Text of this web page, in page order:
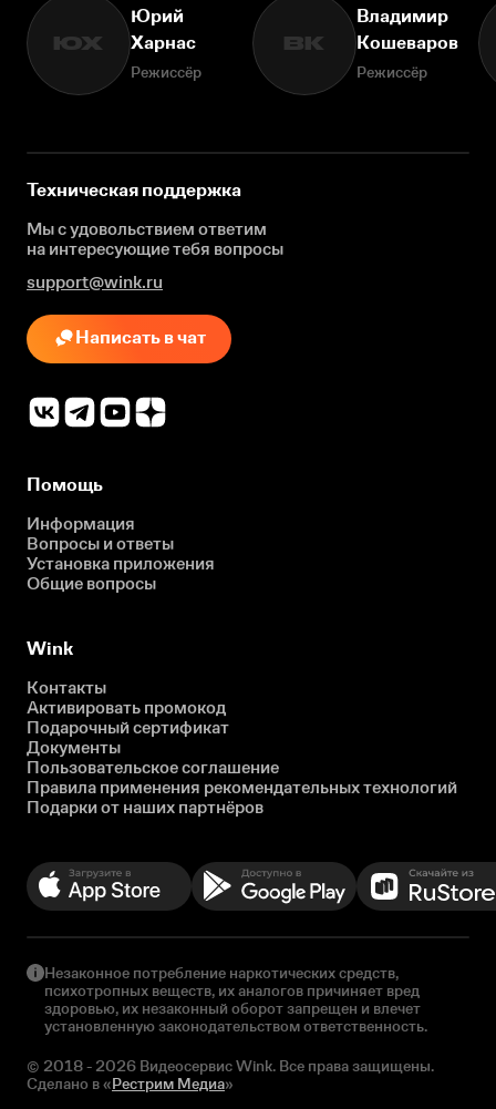
ЮХ
Юрий
Харнас
Режиссёр
ВК
Владимир
Кошеваров
Режиссёр
Техническая поддержка
Мы с удовольствием ответим
на интересующиетебя вопросы
support@wink.ru
Написать в чат
Помощь
Информация
Вопросы и ответы
Установка приложения
Общие вопросы
Wink
Контакты
Активировать промокод
Подарочный сертификат
Документы
Пользовательское соглашение
Правила применения рекомендательных технологий
Подарки от наших партнёров
Незаконное потребление наркотических средств,
психотропных веществ, их аналогов причиняет вред
здоровью, их незаконный оборот запрещен и влечет
установленную законодательством ответственность.
© 2018 - 2026 Видеосервис Wink. Все права защищены.
Сделано в «Рестрим Медиа»